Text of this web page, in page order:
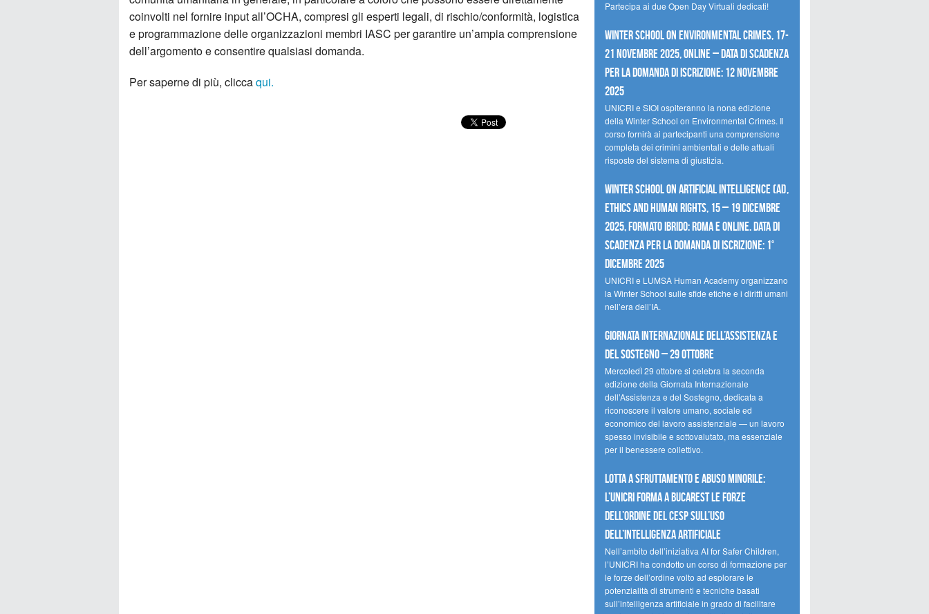
coinvolti nel fornire input all’OCHA, compresi gli esperti legali, di rischio/conformità, logistica
e programmazione delle organizzazioni membri IASC per garantire un’ampia comprensione
dell’argomento e consentire qualsiasi domanda.
Per saperne di più, cliccaqui.
Partecipa ai due Open Day Virtuali dedicati!
Winter School on Environmental Crimes, 17-
21 novembre 2025, Online – Data di scadenza
per la domanda di iscrizione: 12 novembre
2025
UNICRI e SIOI ospiteranno la nona edizione
della Winter School on Environmental Crimes. Il
corso fornirà ai partecipanti una comprensione
completa dei crimini ambientali e delle attuali
risposte del sistema di giustizia.
Winter School on Artificial Intelligence (AI),
Ethics and Human Rights, 15 – 19 dicembre
2025, Formato Ibrido: Roma e online. Data di
scadenza per la domanda di iscrizione: 1°
dicembre 2025
UNICRI e LUMSA Human Academy organizzano
la Winter School sulle sfide etiche e i diritti umani
nell’era dell’IA.
Giornata internazionale dell’assistenza e
del sostegno – 29 ottobre
MercoledÌ 29 ottobre si celebra la seconda
edizione della Giornata Internazionale
dell’Assistenza e del Sostegno, dedicata a
riconoscere il valore umano, sociale ed
economico del lavoro assistenziale — un lavoro
spesso invisibile e sottovalutato, ma essenziale
per il benessere collettivo.
Lotta a sfruttamento e abuso minorile:
l’UNICRI forma a Bucarest le forze
dell’ordine del CESP sull’uso
dell’Intelligenza Artificiale
Nell’ambito dell’iniziativa AI for Safer Children,
l’UNICRI ha condotto un corso di formazione per
le forze dell’ordine volto ad esplorare le
potenzialità di strumenti e tecniche basati
sull’intelligenza artificiale in grado di facilitare